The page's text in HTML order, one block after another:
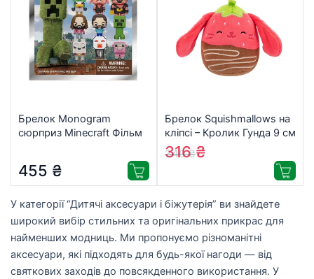
Брелок Monogram
сюрприз Minecraft Фільм
455 ₴
Брелок Squishmallows на
кліпсі – Кролик Гунда 9 см
(SQCP00464)
340₴
316₴
У категорії “Дитячі аксесуари і біжутерія” ви знайдете
широкий вибір стильних та оригінальних прикрас для
найменших модниць. Ми пропонуємо різноманітні
аксесуари, які підходять для будь-якої нагоди — від
святкових заходів до повсякденного використання. У